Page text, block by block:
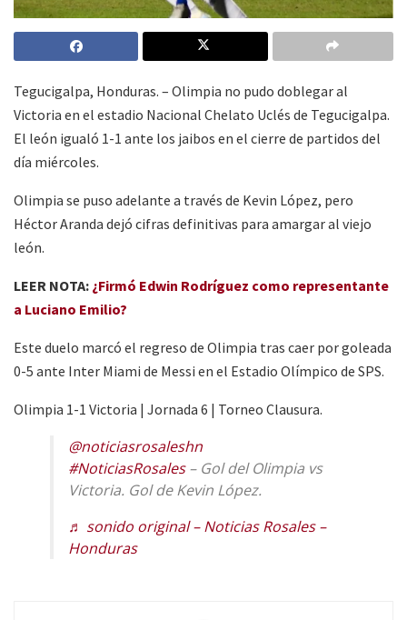
Tegucigalpa, Honduras. – Olimpia no pudo doblegar al
Victoria en el estadio Nacional Chelato Uclés de Tegucigalpa.
El león igualó 1-1 ante los jaibos en el cierre de partidos del
día miércoles.
Olimpia se puso adelante a través de Kevin López, pero
Héctor Aranda dejó cifras definitivas para amargar al viejo
león.
LEER NOTA: ¿Firmó Edwin Rodríguez como representante
a Luciano Emilio?
Este duelo marcó el regreso de Olimpia tras caer por goleada
0-5 ante Inter Miami de Messi en el Estadio Olímpico de SPS.
Olimpia 1-1 Victoria | Jornada 6 | Torneo Clausura.
@noticiasrosaleshn
#NoticiasRosales– Gol del Olimpia vs
Victoria. Gol de Kevin López.
♬ sonido original – Noticias Rosales –
Honduras